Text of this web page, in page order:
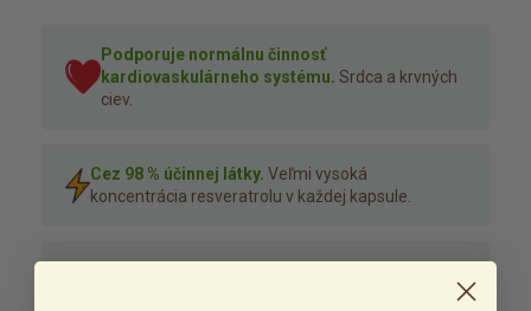
Podporuje normálnu činnosť
kardiovaskulárneho systému. Srdca a krvných
ciev.
Cez 98 % účinnej látky. Veľmi vysoká
koncentrácia resveratrolu v každej kapsule.
podpora obľúbená u ľudí so záujmom o longevity.